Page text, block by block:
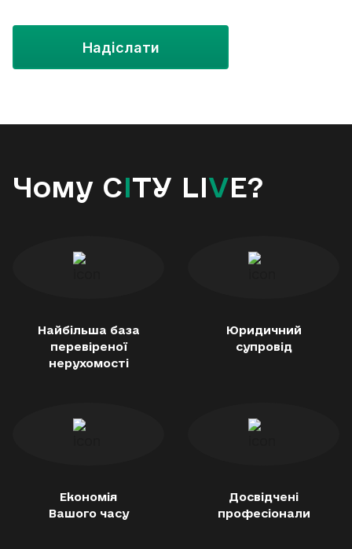
Надіслати
Чому CITY LIVE?
Найбільша база
перевіреної
нерухомості
Юридичний
супровід
Економія
Вашого часу
Досвідчені
професіонали